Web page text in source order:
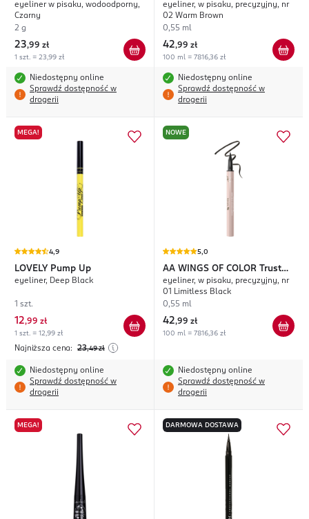
Brush Liner
eyeliner w pisaku, wodoodporny,
Czarny
2 g
23,99 zł
1 szt. = 23,99 zł
Niedostępny online
Sprawdź dostępność w
drogerii
Your Wings Sharp Focus
eyeliner, w pisaku, precyzyjny, nr
02 Warm Brown
0,55 ml
42,99 zł
100 ml = 7816,36 zł
Niedostępny online
Sprawdź dostępność w
drogerii
MEGA!
4,9
LOVELY Pump Up
eyeliner, Deep Black
1 szt.
12,99 zł
1 szt. = 12,99 zł
Najniższa cena: 23,49 zł
Niedostępny online
Sprawdź dostępność w
drogerii
NOWE
5,0
AA WINGS OF COLOR Trust
Your Wings Sharp Focus
eyeliner, w pisaku, precyzyjny, nr
01 Limitless Black
0,55 ml
42,99 zł
100 ml = 7816,36 zł
Niedostępny online
Sprawdź dostępność w
drogerii
MEGA! DARMOWA DOSTAWA